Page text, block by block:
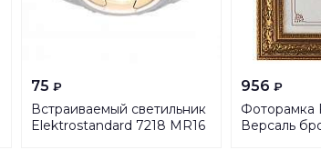
75 ₽
Встраиваемый светильник
Elektrostandard 7218 MR16
956 ₽
Фоторамка
Версаль